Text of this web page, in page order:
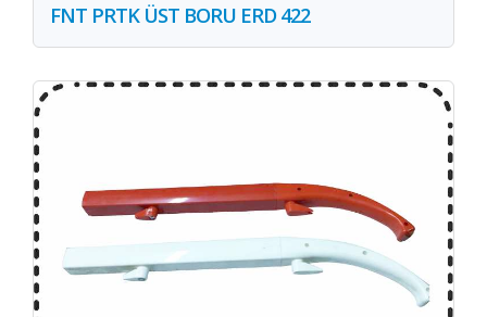
FNT PRTK ÜST BORU ERD 422